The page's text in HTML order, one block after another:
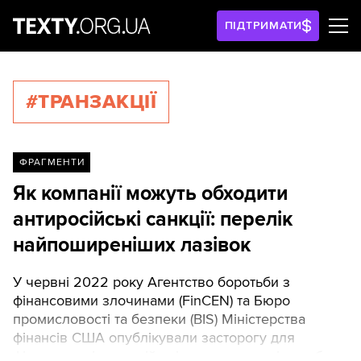
ПІДТРИМАТИ
#ТРАНЗАКЦІЇ
ФРАГМЕНТИ
Як компанії можуть обходити
антиросійські санкції: перелік
найпоширеніших лазівок
У червні 2022 року Агентство боротьби з
фінансовими злочинами (FinCEN) та Бюро
промисловості та безпеки (BIS) Міністерства
фінансів США опублікували засторогу для